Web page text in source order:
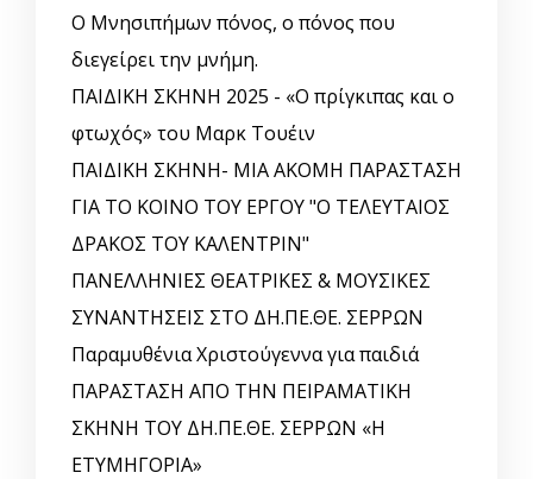
Ο Μνησιπήμων πόνος, ο πόνος που
διεγείρει την μνήμη.
ΠΑΙΔΙΚΗ ΣΚΗΝΗ 2025 - «Ο πρίγκιπας και ο
φτωχός» του Μαρκ Τουέιν
ΠΑΙΔΙΚΗ ΣΚΗΝΗ- ΜΙΑ ΑΚΟΜΗ ΠΑΡΑΣΤΑΣΗ
ΓΙΑ ΤΟ ΚΟΙΝΟ ΤΟΥ ΕΡΓΟΥ "Ο ΤΕΛΕΥΤΑΙΟΣ
ΔΡΑΚΟΣ ΤΟΥ ΚΑΛΕΝΤΡΙΝ"
ΠΑΝΕΛΛΗΝΙΕΣ ΘΕΑΤΡΙΚΕΣ & ΜΟΥΣΙΚΕΣ
ΣΥΝΑΝΤΗΣΕΙΣ ΣΤΟ ΔΗ.ΠΕ.ΘΕ. ΣΕΡΡΩΝ
Παραμυθένια Χριστούγεννα για παιδιά
ΠΑΡΑΣΤΑΣΗ ΑΠΟ ΤΗΝ ΠΕΙΡΑΜΑΤΙΚΗ
ΣΚΗΝΗ ΤΟΥ ΔΗ.ΠΕ.ΘΕ. ΣΕΡΡΩΝ «Η
ΕΤΥΜΗΓΟΡΙΑ»